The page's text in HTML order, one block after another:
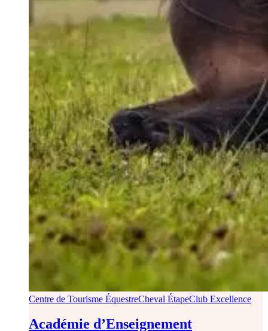
Centre de Tourisme ÉquestreCheval ÉtapeClub Excellence
Académie d’Enseignement